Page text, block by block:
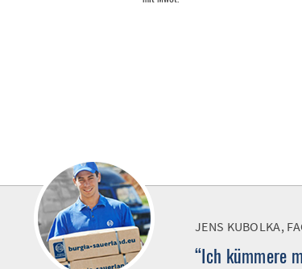
JENS KUBOLKA,
“Ich kümmere